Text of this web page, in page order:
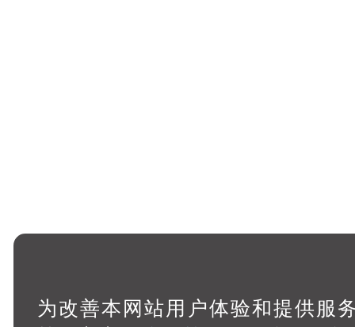
为改善本网站用户体验和提供服